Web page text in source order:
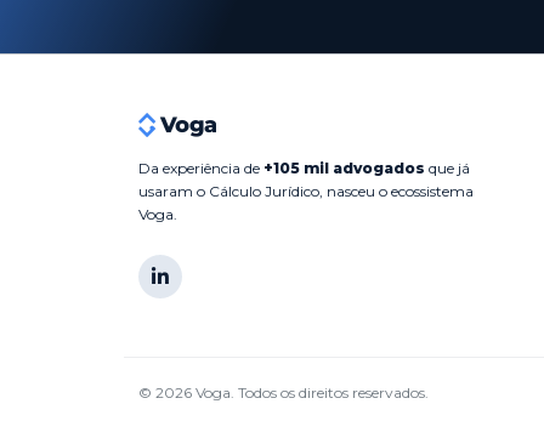
Da experiência de +105 mil advogados que já
usaram o Cálculo Jurídico, nasceu o ecossistema
Voga.
© 2026 Voga. Todos os direitos reservados.